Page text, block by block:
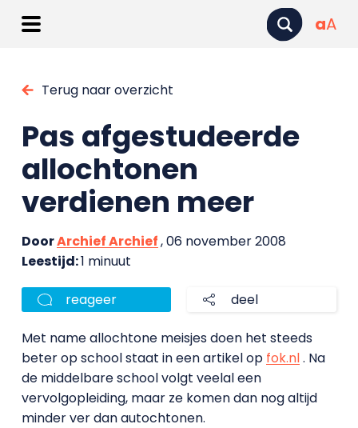
aA
Terug naar overzicht
Pas afgestudeerde
allochtonen
verdienen meer
DoorArchief Archief, 06 november 2008
Leestijd:1 minuut
reageer deel
Met name allochtone meisjes doen het steeds
beter op school staat in een artikel op fok.nl. Na
de middelbare school volgt veelal een
vervolgopleiding, maar ze komen dan nog altijd
minder ver dan autochtonen.